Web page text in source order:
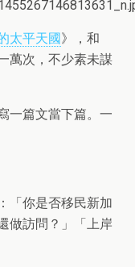
太平天國》，和
萬次，不少素未謀
一篇文當下篇。一
「你是否移民新加
做訪問？」「上岸